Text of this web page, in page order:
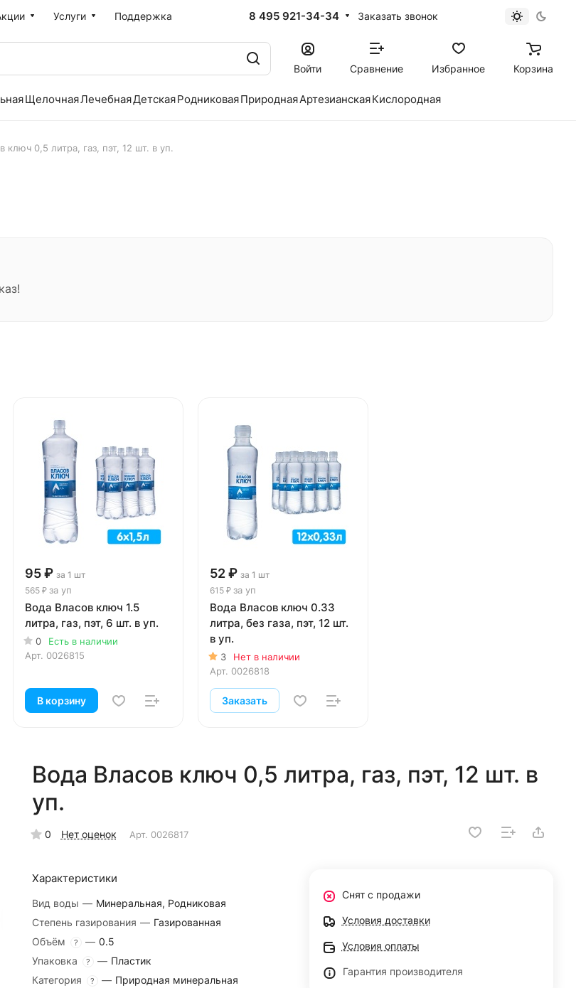
Услуги Поддержка 8 495 921-34-34 Заказать звонок
Войти Сравнение Избранное Корзина
ЩелочнаяЛечебнаяДетскаяРодниковаяПрироднаяАртезианскаяКислородная
ключ 0,5 литра, газ, пэт, 12 шт. в уп.
95 ₽ за 1 шт
565 ₽ за уп
Вода Власов ключ 1.5
литра, газ, пэт, 6 шт. в уп.
0
Есть в наличии
Арт. 0026815
В корзину
52 ₽ за 1 шт
615 ₽ за уп
Вода Власов ключ 0.33
литра, без газа, пэт, 12 шт.
в уп.
3
Нет в наличии
Арт. 0026818
Заказать
Вода Власов ключ 0,5 литра, газ, пэт, 12 шт. в
уп.
0 Нет оценок Арт. 0026817
Характеристики
Вид воды — Минеральная, Родниковая
Степень газирования — Газированная
Объём
? — 0.5
Упаковка
? — Пластик
Категория
? — Природная минеральная
Снят с продажи
Условия доставки
Условия оплаты
Гарантия производителя